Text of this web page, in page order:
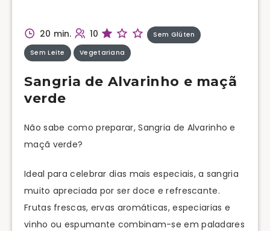
20 min. 10 Sem Glúten
Sem Leite Vegetariana
Sangria de Alvarinho e maçã
verde
Não sabe como preparar, Sangria de Alvarinho e
maçã verde?
Ideal para celebrar dias mais especiais, a sangria
muito apreciada por ser doce e refrescante.
Frutas frescas, ervas aromáticas, especiarias e
vinho ou espumante combinam-se em paladares